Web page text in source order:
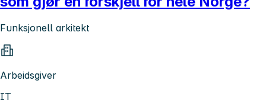
Funksjonell arkitekt
Arbeidsgiver
IT